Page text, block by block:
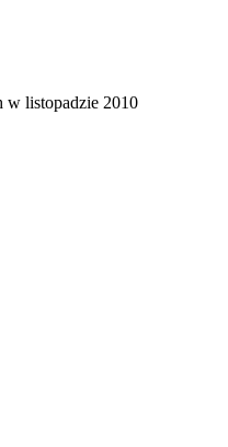
w listopadzie 2010